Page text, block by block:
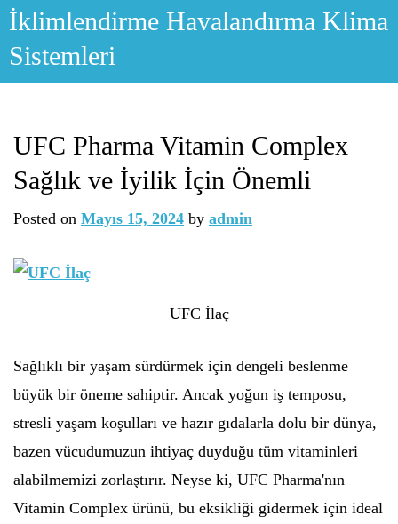
Skip
content
İklimlendirme Havalandırma Klima
Sistemleri
UFC Pharma Vitamin Complex
Sağlık ve İyilik İçin Önemli
Posted on Mayıs 15, 2024 by admin
UFC İlaç
Sağlıklı bir yaşam sürdürmek için dengeli beslenme
büyük bir öneme sahiptir. Ancak yoğun iş temposu,
stresli yaşam koşulları ve hazır gıdalarla dolu bir dünya,
bazen vücudumuzun ihtiyaç duyduğu tüm vitaminleri
alabilmemizi zorlaştırır. Neyse ki, UFC Pharma'nın
Vitamin Complex ürünü, bu eksikliği gidermek için ideal